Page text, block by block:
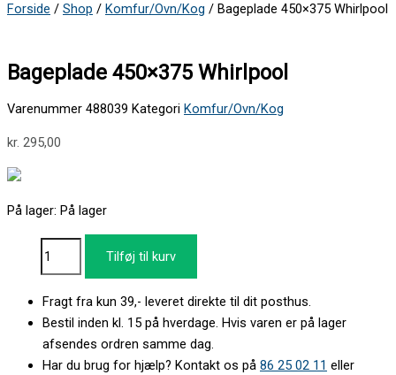
Forside / Shop / Komfur/Ovn/Kog / Bageplade 450×375 Whirlpool
Bageplade 450×375 Whirlpool
Varenummer 488039 Kategori Komfur/Ovn/Kog
kr. 295,00
På lager: På lager
Tilføj til kurv
Fragt fra kun 39,- leveret direkte til dit posthus.
Bestil inden kl. 15 på hverdage. Hvis varen er på lager
afsendes ordren samme dag.
Har du brug for hjælp? Kontakt os på 86 25 02 11 eller